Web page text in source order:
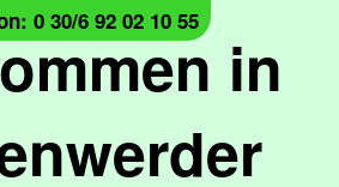
in
0 30/6 92 02 10 55